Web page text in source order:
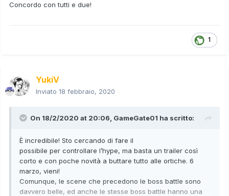
Concordo con tutti e due!
1
YukiV
Inviato 18 febbraio, 2020
On 18/2/2020 at 20:06, GameGate01 ha scritto:
È incredibile! Sto cercando di fare il
possibile per controllare l’hype, ma basta un trailer così
corto e con poche novità a buttare tutto alle ortiche. 6
marzo, vieni!
Comunque, le scene che precedono le boss battle sono
davvero belle, ed anche le stesse boss battle hanno una